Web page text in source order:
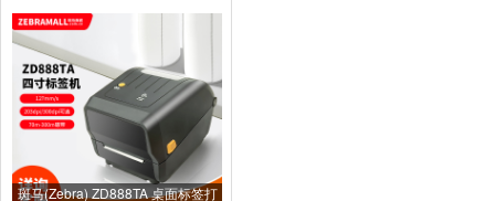
斑马(Zebra) ZD888TA 桌面标签打